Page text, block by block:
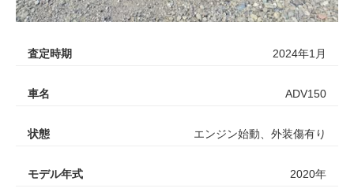
査定時期 2024年1月
車名 ADV150
状態 エンジン始動、外装傷有り
モデル年式 2020年